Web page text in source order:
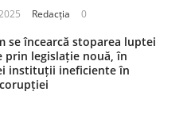
Redacția 0
se încearcă stoparea luptei
legislație nouă, în
instituții ineficiente în